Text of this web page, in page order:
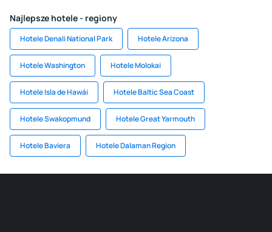
Najlepsze hotele - regiony
Hotele Denali National Park Hotele Arizona
Hotele Washington Hotele Molokai
Hotele Isla de Hawái Hotele Baltic Sea Coast
Hotele Swakopmund Hotele Great Yarmouth
Hotele Baviera Hotele Dalaman Region